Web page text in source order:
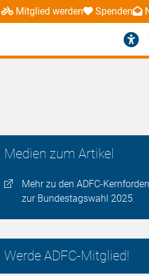
Mitglied werden Spenden
Medien zum Artikel
Mehr zu den ADFC-
zur Bundestagswahl 2025
Werde ADFC-Mitglied!